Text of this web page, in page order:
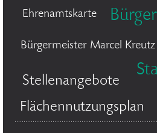
Ehrenamtskarte
Bürgermeister Marcel Kreutz
Stellenangebote
Flächennutzungsplan